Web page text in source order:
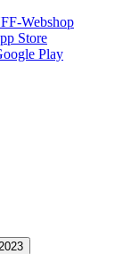
Webshop
Store
Play